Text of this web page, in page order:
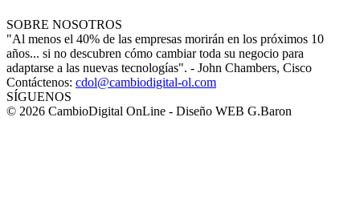
SOBRE NOSOTROS
"Al menos el 40% de las empresas morirán en los próximos 10
años... si no descubren cómo cambiar toda su negocio para
adaptarse a las nuevas tecnologías". - John Chambers, Cisco
Contáctenos: cdol@cambiodigital-ol.com
SÍGUENOS
© 2026 CambioDigital OnLine - Diseño WEB G.Baron